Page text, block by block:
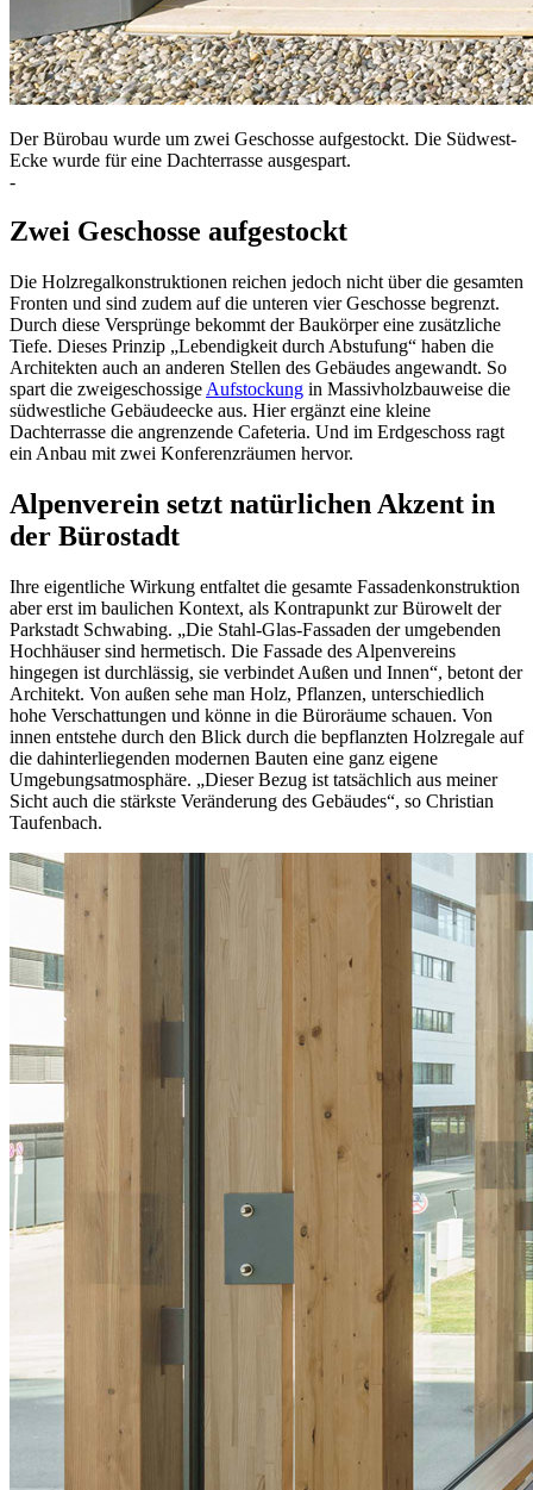
Der Bürobau wurde um zwei Geschosse aufgestockt. Die Südwest-
Ecke wurde für eine Dachterrasse ausgespart.
-
Zwei Geschosse aufgestockt
Die Holzregalkonstruktionen reichen jedoch nicht über die gesamten
Fronten und sind zudem auf die unteren vier Geschosse begrenzt.
Durch diese Versprünge bekommt der Baukörper eine zusätzliche
Tiefe. Dieses Prinzip „Lebendigkeit durch Abstufung“ haben die
Architekten auch an anderen Stellen des Gebäudes angewandt. So
spart die zweigeschossige Aufstockung in Massivholzbauweise die
südwestliche Gebäudeecke aus. Hier ergänzt eine kleine
Dachterrasse die angrenzende Cafeteria. Und im Erdgeschoss ragt
ein Anbau mit zwei Konferenzräumen hervor.
Alpenverein setzt natürlichen Akzent in
der Bürostadt
Ihre eigentliche Wirkung entfaltet die gesamte Fassadenkonstruktion
aber erst im baulichen Kontext, als Kontrapunkt zur Bürowelt der
Parkstadt Schwabing. „Die Stahl-Glas-Fassaden der umgebenden
Hochhäuser sind hermetisch. Die Fassade des Alpenvereins
hingegen ist durchlässig, sie verbindet Außen und Innen“, betont der
Architekt. Von außen sehe man Holz, Pflanzen, unterschiedlich
hohe Verschattungen und könne in die Büroräume schauen. Von
innen entstehe durch den Blick durch die bepflanzten Holzregale auf
die dahinterliegenden modernen Bauten eine ganz eigene
Umgebungsatmosphäre. „Dieser Bezug ist tatsächlich aus meiner
Sicht auch die stärkste Veränderung des Gebäudes“, so Christian
Taufenbach.